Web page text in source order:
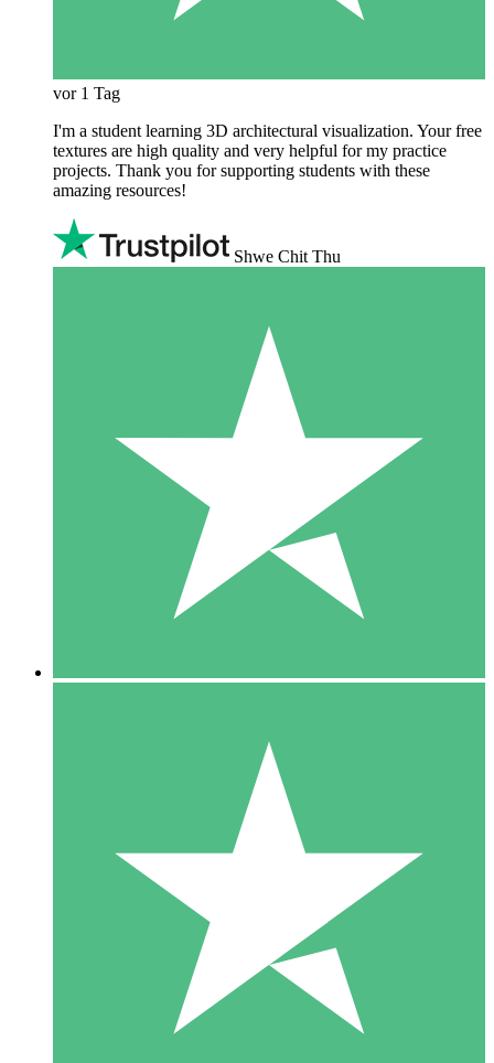
vor 1 Tag
I'm a student learning 3D architectural visualization. Your free
textures are high quality and very helpful for my practice
projects. Thank you for supporting students with these
amazing resources!
Shwe Chit Thu